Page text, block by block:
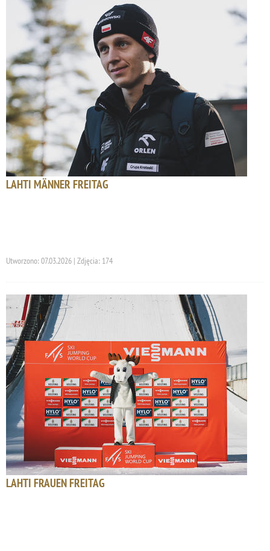
LAHTI MÄNNER FREITAG
Utworzono: 07.03.2026 | Zdjęcia: 174
LAHTI FRAUEN FREITAG